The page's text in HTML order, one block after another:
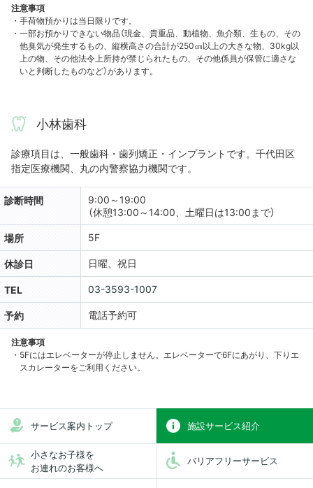
注意事項
・手荷物預かりは当日限りです。
・一部お預かりできない物品（現金、貴重品、動植物、魚介類、生もの、その
他臭気が発生するもの、縦横高さの合計が250㎝以上の大きな物、30kg以
上の物、その他法令上所持が禁じられたもの、その他係員が保管に適さな
いと判断したものなど）があります。
小林歯科
診療項目は、一般歯科・歯列矯正・インプラントです。千代田区
指定医療機関、丸の内警察協力機関です。
診断時間
9:00～19:00
（休憩13:00～14:00、土曜日は13:00まで）
場所
5F
休診日
日曜、祝日
TEL
03-3593-1007
予約
電話予約可
注意事項
・5Fにはエレベーターが停止しません。エレベーターで6Fにあがり、下りエ
スカレーターをご利用ください。
サービス案内トップ 施設サービス紹介
小さなお子様を
お連れのお客様へ
バリアフリーサービス